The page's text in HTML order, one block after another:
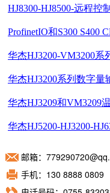
邮箱：
手机：130 8888 0809